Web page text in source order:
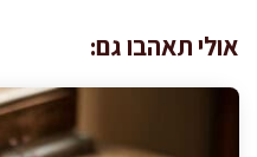
אולי תאהבו גם: